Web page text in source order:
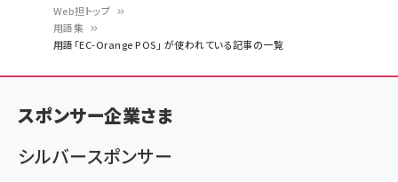
ン
く
ず
Web担トップ
用語集
用語「EC-Orange POS」 が使われている記事の一覧
スポンサー企業さま
シルバースポンサー